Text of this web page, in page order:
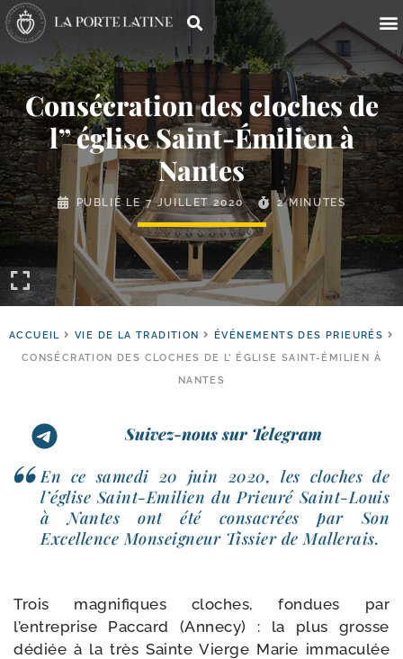
Consécration des cloches de
l” église Saint-​Émilien à
Nantes
PUBLIÉ LE7 JUILLET 2020 2 MINUTES
ACCUEIL VIE DE LA TRADITION
ÉVÉNEMENTS DES PRIEURÉS
CONSÉCRATION DES CLOCHES DE L’ ÉGLISE SAINT-ÉMILIEN À
NANTES
Suivez-nous sur Telegram
En ce same­di 20 juin 2020, les cloches de
l’église Saint-​Emilien du Prieuré Saint-​Louis
à Nantes ont été consa­crées par Son
Excellence Monseigneur Tissier de Mallerais.
Trois magni­fiques cloches, fon­dues par
l’entreprise Paccard (Annecy) : la plus grosse
dédiée à la très Sainte Vierge Marie imma­cu­lée